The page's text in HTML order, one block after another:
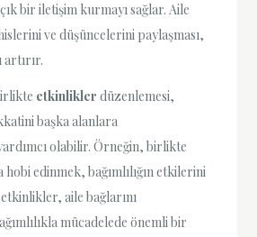
bir iletişim kurmayı sağlar. Aile
ve düşüncelerini paylaşması,
etkinlikler düzenlemesi,
başka alanlara
olabilir. Örneğin, birlikte
edinmek, bağımlılığın etkilerini
aile bağlarını
mücadelede önemli bir